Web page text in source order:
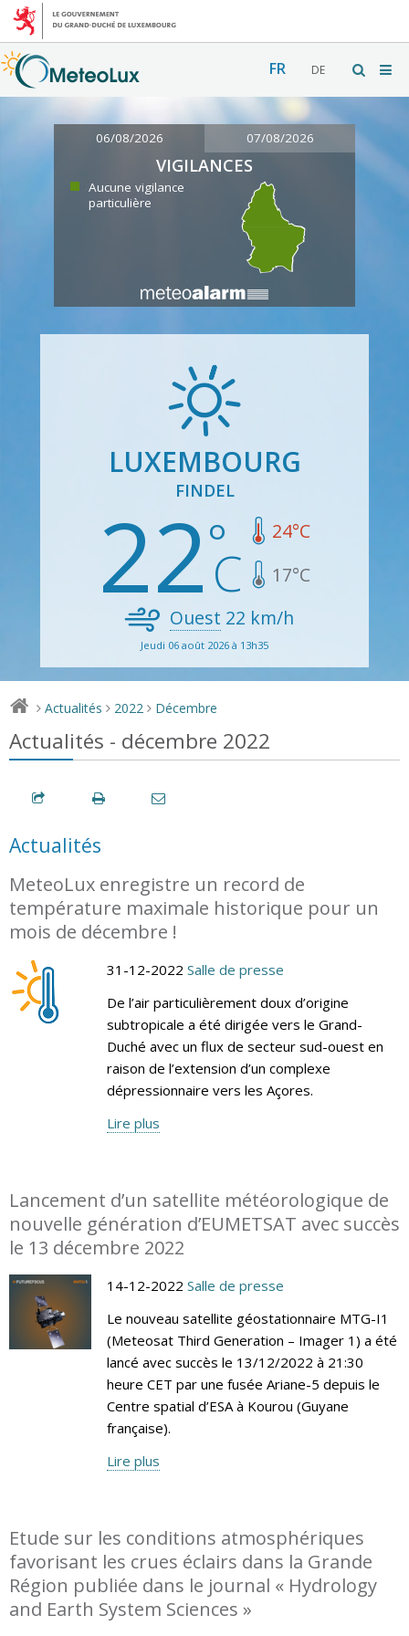
FR DE
06/08/2026 07/08/2026
VIGILANCES
Aucune vigilance
particulière
LUXEMBOURG
FINDEL
22 24°C
17°C
Ouest 22 km/h
Jeudi 06 août 2026 à 13h35
> Actualités > 2022 > Décembre
Actualités - décembre 2022
Actualités
MeteoLux enregistre un record de
température maximale historique pour un
mois de décembre !
31-12-2022 Salle de presse
De l’air particulièrement doux d’origine
subtropicale a été dirigée vers le Grand-
Duché avec un flux de secteur sud-ouest en
raison de l’extension d’un complexe
dépressionnaire vers les Açores.
Lire plus
Lancement d’un satellite météorologique de
nouvelle génération d’EUMETSAT avec succès
le 13 décembre 2022
14-12-2022 Salle de presse
Le nouveau satellite géostationnaire MTG-I1
(Meteosat Third Generation – Imager 1) a été
lancé avec succès le 13/12/2022 à 21:30
heure CET par une fusée Ariane-5 depuis le
Centre spatial d’ESA à Kourou (Guyane
française).
Lire plus
Etude sur les conditions atmosphériques
favorisant les crues éclairs dans la Grande
Région publiée dans le journal « Hydrology
and Earth System Sciences »